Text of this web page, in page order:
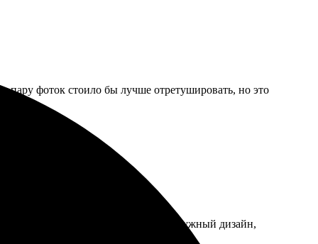
пару фоток стоило бы лучше отретушировать, но это
Процесс довольно прост: выбрал нужный дизайн,
снова!